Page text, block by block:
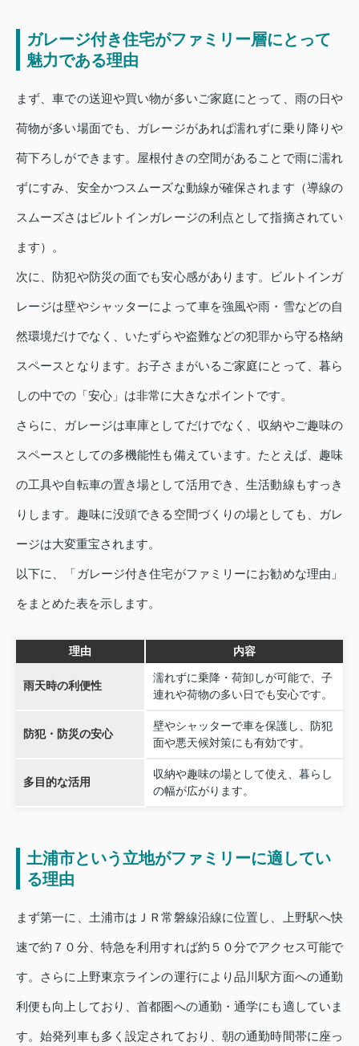
ガレージ付き住宅がファミリー層にとって
魅力である理由
まず、車での送迎や買い物が多いご家庭にとって、雨の日や
荷物が多い場面でも、ガレージがあれば濡れずに乗り降りや
荷下ろしができます。屋根付きの空間があることで雨に濡れ
ずにすみ、安全かつスムーズな動線が確保されます（導線の
スムーズさはビルトインガレージの利点として指摘されてい
ます）。
次に、防犯や防災の面でも安心感があります。ビルトインガ
レージは壁やシャッターによって車を強風や雨・雪などの自
然環境だけでなく、いたずらや盗難などの犯罪から守る格納
スペースとなります。お子さまがいるご家庭にとって、暮ら
しの中での「安心」は非常に大きなポイントです。
さらに、ガレージは車庫としてだけでなく、収納やご趣味の
スペースとしての多機能性も備えています。たとえば、趣味
の工具や自転車の置き場として活用でき、生活動線もすっき
りします。趣味に没頭できる空間づくりの場としても、ガレ
ージは大変重宝されます。
以下に、「ガレージ付き住宅がファミリーにお勧めな理由」
をまとめた表を示します。
理由 内容
雨天時の利便性
濡れずに乗降・荷卸しが可能で、子
連れや荷物の多い日でも安心です。
防犯・防災の安心
壁やシャッターで車を保護し、防犯
面や悪天候対策にも有効です。
多目的な活用
収納や趣味の場として使え、暮らし
の幅が広がります。
土浦市という立地がファミリーに適してい
る理由
まず第一に、土浦市はＪＲ常磐線沿線に位置し、上野駅へ快
速で約７０分、特急を利用すれば約５０分でアクセス可能で
す。さらに上野東京ラインの運行により品川駅方面への通勤
利便も向上しており、首都圏への通勤・通学にも適していま
す。始発列車も多く設定されており、朝の通勤時間帯に座っ